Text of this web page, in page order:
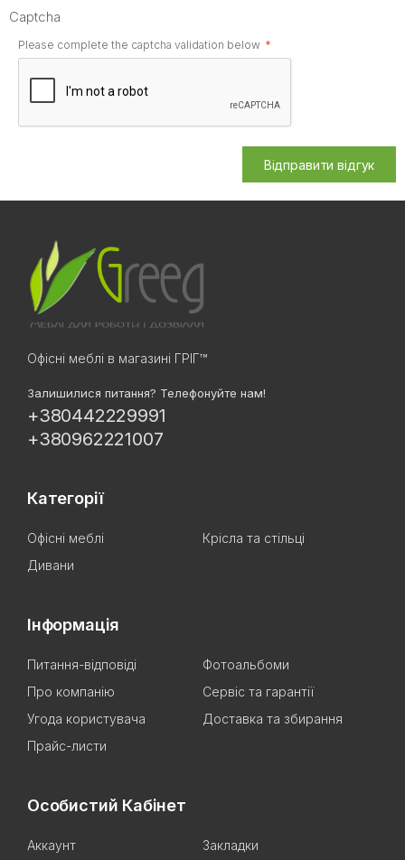
Captcha
Please complete the captcha validation below
Відправити відгук
Офісні меблі в магазині ГРІГ™
Залишилися питання? Телефонуйте нам!
+380442229991
+380962221007
Категорії
Офісні меблі
Крісла та стільці
Дивани
Інформація
Питання-відповіді
Фотоальбоми
Про компанію
Сервіс та гарантії
Угода користувача
Доставка та збирання
Прайс-листи
Особистий Кабінет
Аккаунт Закладки